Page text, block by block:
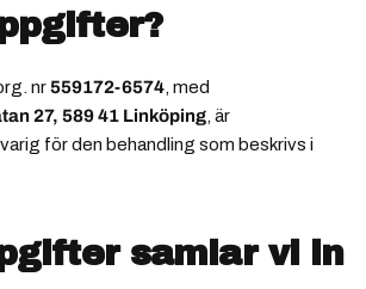
nr559172-6574 , med
27, 589 41 Linköping , är
för den behandling som beskrivs i
samlar vi in